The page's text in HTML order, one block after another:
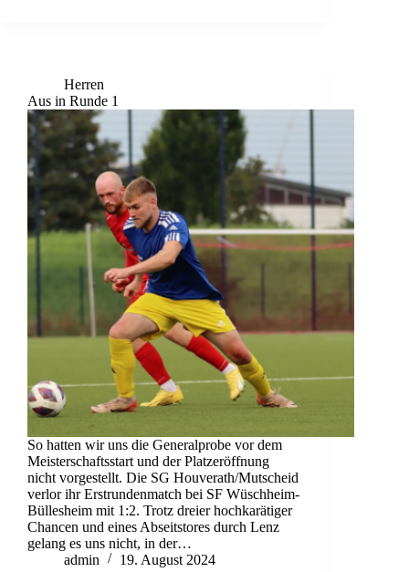
Herren
Aus in Runde 1
So hatten wir uns die Generalprobe vor dem
Meisterschaftsstart und der Platzeröffnung
nicht vorgestellt. Die SG Houverath/Mutscheid
verlor ihr Erstrundenmatch bei SF Wüschheim-
Büllesheim mit 1:2. Trotz dreier hochkarätiger
Chancen und eines Abseitstores durch Lenz
gelang es uns nicht, in der…
admin
19. August 2024